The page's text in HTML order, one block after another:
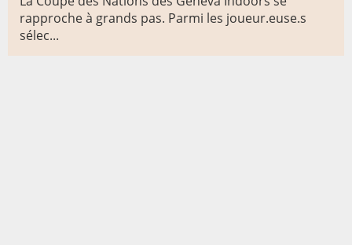
rapproche à grands pas. Parmi les joueur.euse.s
sélec...